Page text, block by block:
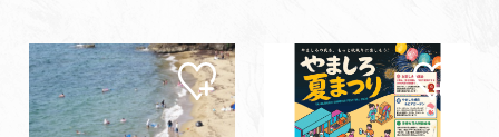
す。 天気の良い日には、
延々と続く海岸線の向こう
に景勝地として有名な福井
県の「東尋坊」の沖合いに
謡ショー、輪踊り大会な
ど、湯のまちならではの華
やかさにあふれていま
す。 特に迫力ある源平勝負
マイ
ペー
ジに
追加
マイ
ペー
ジに
追加